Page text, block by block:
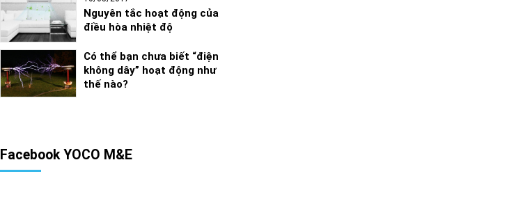
Nguyên tắc hoạt động của
điều hòa nhiệt độ
Có thể bạn chưa biết “điện
không dây” hoạt động như
thế nào?
Facebook YOCO M&E